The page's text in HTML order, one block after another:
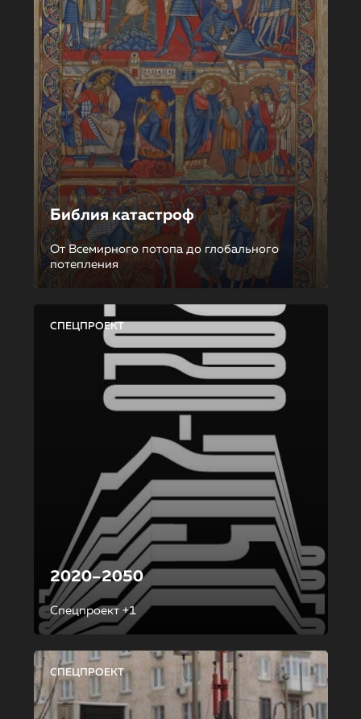
Библия катастроф
От Всемирного потопа до глобального
потепления
СПЕЦПРОЕКТ
2020–2050
Спецпроект +1
СПЕЦПРОЕКТ